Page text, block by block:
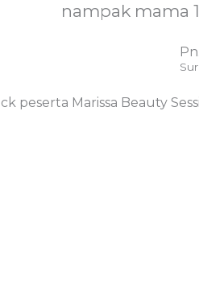
nampak mama
peserta Marissa Beauty